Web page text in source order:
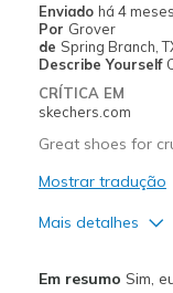
Going Out
Special Occasions
Travel
View On Shoes
Enviado há 4 meses
Por Grover
de Spring Branch,
Describe Yourself
CRÍTICA EM
skechers.com
Great shoes for
Mostrar tradução
Mais detalhes
Em resumo Sim,